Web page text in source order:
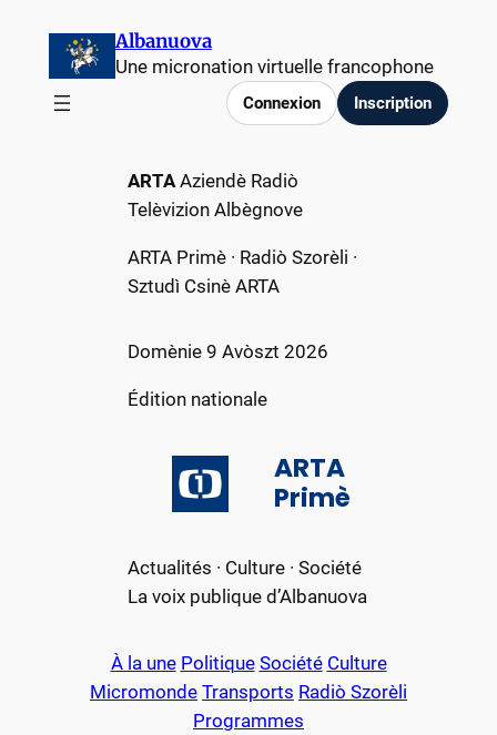
contenu
Albanuova
Une micronation virtuelle francophone
Connexion Inscription
ARTA Aziendè Radiò
Telèvizion Albègnove
ARTA Primè · Radiò Szorèli ·
Sztudì Csinè ARTA
Domènie 9 Avòszt 2026
Édition nationale
ARTA
Primè
Actualités · Culture · Société
La voix publique d’Albanuova
À la une Politique Société Culture
Micromonde Transports Radiò Szorèli
Programmes